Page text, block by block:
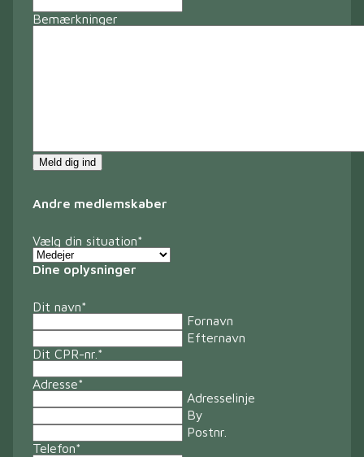
Bemærkninger
Meld dig ind
Andre medlemskaber
Vælg din situation*
Dine oplysninger
Dit navn*
Fornavn
Efternavn
Dit CPR-nr. *
Adresse*
Adresselinje
By
Postnr.
Telefon*